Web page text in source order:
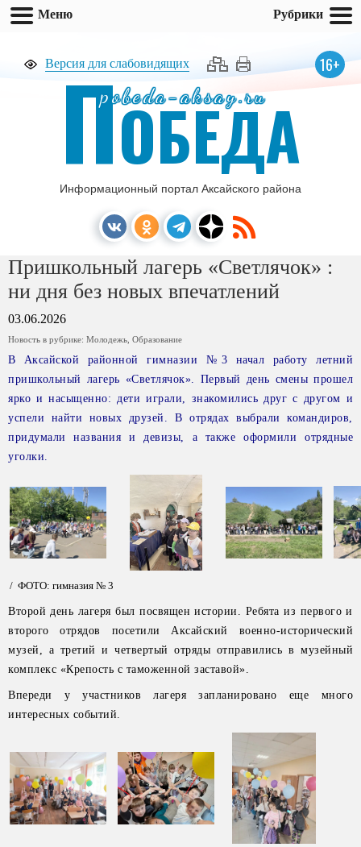
Версия для слабовидящих 16+
pobeda-aksay.ru
ПОБЕДА
Информационный портал Аксайского района
Пришкольный лагерь «Светлячок» :
ни дня без новых впечатлений
03.06.2026
Новость в рубрике: Молодежь Образование
В Аксайской районной гимназии №3 начал работу летний
пришкольный лагерь «Светлячок». Первый день смены прошел
ярко и насыщенно: дети играли, знакомились друг с другом и
успели найти новых друзей. В отрядах выбрали командиров,
придумали названия и девизы, а также оформили отрядные
уголки.
/ ФОТО: гимназия № 3
Второй день лагеря был посвящен истории. Ребята из первого и
второго отрядов посетили Аксайский военно-исторический
музей, а третий и четвертый отряды отправились в музейный
комплекс «Крепость с таможенной заставой».
Впереди у участников лагеря запланировано еще много
интересных событий.
Меню Рубрики